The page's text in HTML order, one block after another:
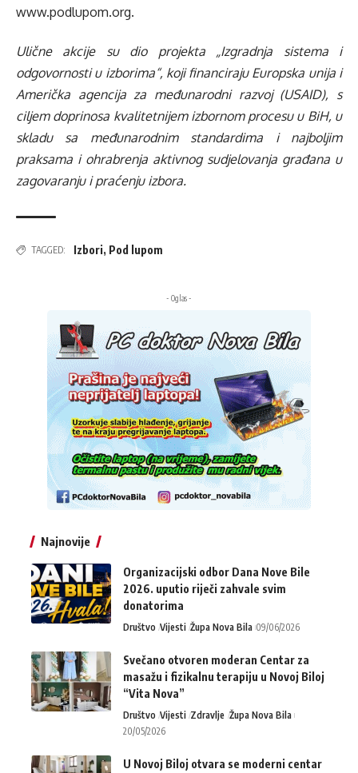
www.podlupom.org.
Ulične akcije su dio projekta „Izgradnja sistema i
odgovornosti u izborima“, koji financiraju Europska unija i
Američka agencija za međunarodni razvoj (USAID), s
ciljem doprinosa kvalitetnijem izbornom procesu u BiH, u
skladu sa međunarodnim standardima i najboljim
praksama i ohrabrenja aktivnog sudjelovanja građana u
zagovaranju i praćenju izbora.
TAGGED: Izbori, Pod lupom
- Oglas -
Najnovije
Organizacijski odbor Dana Nove Bile
2026. uputio riječi zahvale svim
donatorima
Društvo Vijesti Župa Nova Bila 09/06/2026
Svečano otvoren moderan Centar za
masažu i fizikalnu terapiju u Novoj Biloj
“Vita Nova”
Društvo Vijesti Zdravlje Župa Nova Bila
20/05/2026
U Novoj Biloj otvara se moderni centar